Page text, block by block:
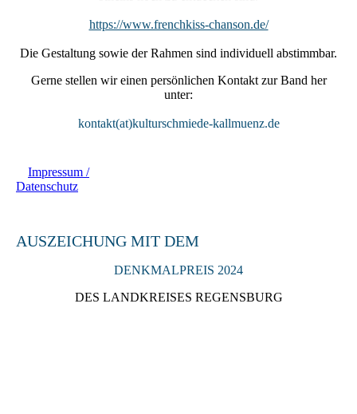
https://www.frenchkiss-chanson.de/
Die Gestaltung sowie der Rahmen sind individuell abstimmbar.
Gerne stellen wir einen persönlichen Kontakt zur Band her
unter:
kontakt(at)kulturschmiede-kallmuenz.de
Impressum /
Datenschutz
AUSZEICHUNG MIT DEM
DENKMALPREIS 2024
DES LANDKREISES REGENSBURG